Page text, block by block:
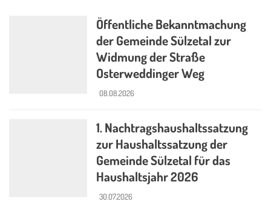
Öffentliche Bekanntmachung
der Gemeinde Sülzetal zur
Widmung der Straße
Osterweddinger Weg
08.08.2026
1. Nachtragshaushaltssatzung
zur Haushaltssatzung der
Gemeinde Sülzetal für das
Haushaltsjahr 2026
30.07.2026